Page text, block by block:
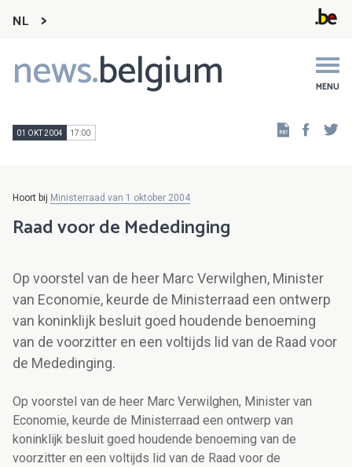
NL
news.belgium MENU
Main
navigation
01 OKT 2004 17:00
Hoort bij Ministerraad van 1 oktober 2004
Raad voor de Mededinging
Op voorstel van de heer Marc Verwilghen, Minister
van Economie, keurde de Ministerraad een ontwerp
van koninklijk besluit goed houdende benoeming
van de voorzitter en een voltijds lid van de Raad voor
de Mededinging.
Op voorstel van de heer Marc Verwilghen, Minister van
Economie, keurde de Ministerraad een ontwerp van
koninklijk besluit goed houdende benoeming van de
voorzitter en een voltijds lid van de Raad voor de